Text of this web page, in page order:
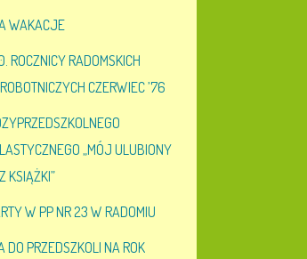
WAKACJE
ROCZNICY RADOMSKICH
CZERWIEC ’76
„MÓJ ULUBIONY
KSIĄŻKI”
W PP NR 23 W RADOMIU
DO PRZEDSZKOLI NA ROK